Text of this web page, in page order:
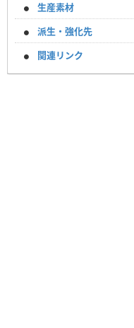
生産素材
派生・強化先
関連リンク